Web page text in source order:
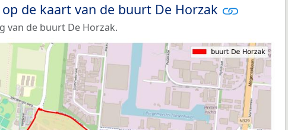
de kaart van de buurt De Horzak
van de buurt De Horzak.